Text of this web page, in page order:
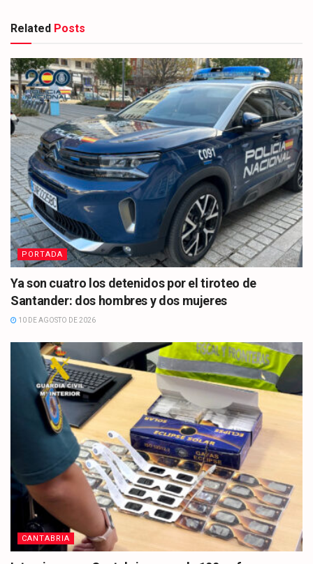
Related Posts
PORTADA
Ya son cuatro los detenidos por el tiroteo de
Santander: dos hombres y dos mujeres
10 DE AGOSTO DE 2026
CANTABRIA